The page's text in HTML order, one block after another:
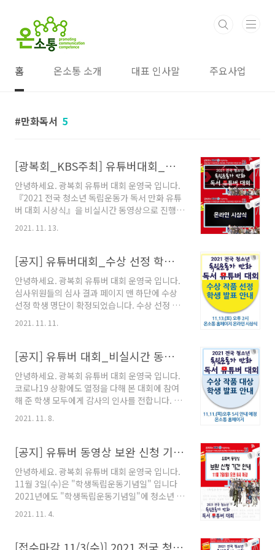
홈 온소통 소개 대표 인사말 주요사업
만화독서 5
[광복회_KBS주최] 유튜버대회_온라인 시상식 (비실시간 동영상)_11/13(토)_2021 전국 청소년 독립운동가 독서 만화 유튜버 대회 시상식
안녕하세요. 광복회 유튜버 대회 운영국 입니다.
『2021 전국 청소년 독립운동가 독서 만화 유튜
버 대회 시상식』을 비실시간 동영상으로 진행됩
니다. 수상 소감을 발표한 학생들도 대상이나 최
우수상 수상 결과를 동영상으로 알게 됩니다. 아
및 소감으로 구성되어 있습니다. 함께 시상식에
참여한 마음으로 듣기를 바랍니다. :D
https://youtu.be/7Xb5qxuAlVo 대상과 최우
수상 작품은 차주에 공개해 드릴 예정입니다. 함
께 해준 모든 학생과 선생님 모두 감사의 인사를
드립니다. 독립운동가 정신을 본받아 더 좋은 대
KBS 교육부, 문화체육관광부 온소통주식회사 ..
2021. 11. 13.
[공지] 유튜버대회_수상 선정 학생 명단 및 시상 준비 안내_11/12(금)낮12시까지
안녕하세요. 광복회 유튜버 대회 운영국 입니다.
심사위원들의 심사 결과 페이지 맨 하단에 수상
선정 학생 명단이 확정되었습니다. 수상 선정 학
생에게 미리 축하의 인사를 드리고, 수상작에 선
정되지 못한 학생들에게도 감사의 인사를 드립니
과 같이 "레모나 3상자"를 선물로 보내드릴 예정
입니다. 다시 한번 참여한 모든 학생들에게 감사
의 인사를 전합니다. 그리고 수상 선정 학생의 경
우, 시상에 필요한 최종 정보를 아래 링크를 클릭
해 11월12일(금) 낮12시까지 회신해 주시기 바
랍니다. 시상에 필요한 정보로 인해 정확하게 입
제출은 온라인 시상식 동영상 제작에 필요..
2021. 11. 11.
[공지] 유튜버 대회_비실시간 동영상 온라인 시상식 안내_11/13(토)오후2시부터
안녕하세요. 광복회 유튜버 대회 운영국 입니다.
코로나19 상황에도 열정을 다해 본 대회에 참여
해 준 학생 모두에게 감사의 인사를 전합니다. 이
번주 토요일 오후2시에 계획했던 "실시간 화상"
온라인 시상식에서 "비실시간 동영상" 온라인 시
학기 중 시험 기간 등으로 인해 실시간 화상 접속
이 어려울 수 있다고 판단해 변경하게 된 점 양해
부탁드립니다. 다음과 같은 일정으로 사전 시상
식 동영상 제작으로 11월 13일(토) 오후2시에 시
상 결과 동영상으로 안내해 드리고자 합니다. 온
라인 시상식 및 진행 사항은 다음과 같은 프로세
2021. 11. 8.
[공지] 유튜버 동영상 보완 신청 기간 안내_11/7(일)오전9시까지
안녕하세요. 광복회 유튜버 대회 운영국 입니다.
11월 3일(수)은 "학생독립운동기념일" 입니다
2021년에도 "학생독립운동기념일"에 청소년 학
도록 행사를 진행하였습니다. 바쁜 학업 중에 참
출 완료된 영상의 수정 및 보완 제출의 기간을 드
2021. 11. 4.